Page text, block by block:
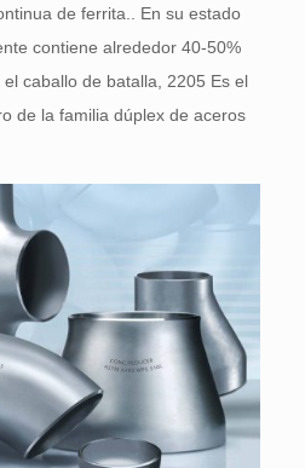
de ferrita.. En su estado
contiene alrededor 40-50%
caballo de batalla, 2205 Es el
de la familia dúplex de aceros